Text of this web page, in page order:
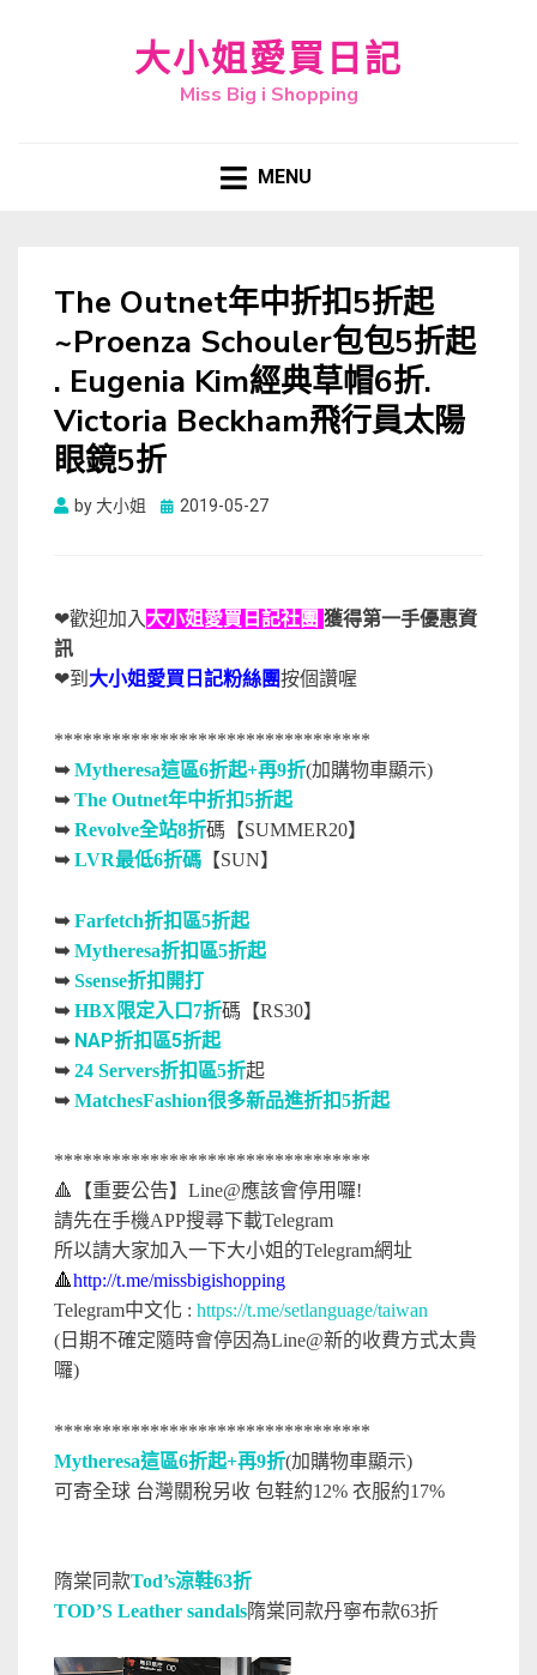
大小姐愛買日記
Miss Big i Shopping
MENU
The Outnet年中折扣5折起
~Proenza Schouler包包5折起
. Eugenia Kim經典草帽6折.
Victoria Beckham飛行員太陽
眼鏡5折
by大小姐
Posted
2019-05-27
❤歡迎加入 大小姐愛買日記社團 獲得第一手優惠資
訊
❤到 大小姐愛買日記粉絲團按個讚喔
*********************************
➥Mytheresa這區6折起+再9折(加購物車顯示)
➥The Outnet年中折扣5折起
➥Revolve全站8折碼【SUMMER20】
➥LVR最低6折碼 【SUN】
➥Farfetch折扣區5折起
➥Mytheresa折扣區5折起
➥Ssense折扣開打
➥HBX限定入口7折碼【RS30】
➥ NAP折扣區5折起
➥24 Servers折扣區5折起
➥MatchesFashion很多新品進折扣5折起
*********************************
🔺【重要公告】Line@應該會停用囉!
請先在手機APP搜尋下載Telegram
所以請大家加入一下大小姐的Telegram網址
🔺http://t.me/missbigishopping
Telegram中文化 : https://t.me/setlanguage/taiwan
(日期不確定隨時會停因為Line@新的收費方式太貴
囉)
*********************************
Mytheresa這區6折起+再9折(加購物車顯示)
可寄全球 台灣關稅另收 包鞋約12% 衣服約17%
隋棠同款Tod’s涼鞋63折
TOD’S Leather sandals隋棠同款丹寧布款63折